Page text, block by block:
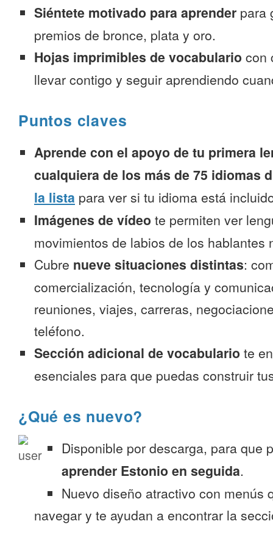
Siéntete motivado para aprender para
premios de bronce, plata y oro.
Hojas imprimibles de vocabulario con
llevar contigo y seguir aprendiendo
Puntos claves
Aprende con el apoyo de tu primera
cualquiera de los más de 75 idiomas
la lista para ver si tu idioma está
Imágenes de vídeo te permiten ver
movimientos de labios de los hablantes
Cubre nueve situaciones distintas:
comercialización, tecnología y
reuniones, viajes, carreras,
teléfono.
Sección adicional de vocabulario te
esenciales para que puedas construir
¿Qué es nuevo?
Disponible por descarga, para que
aprender Estonio en seguida.
Nuevo diseño atractivo con menús
navegar y te ayudan a encontrar la